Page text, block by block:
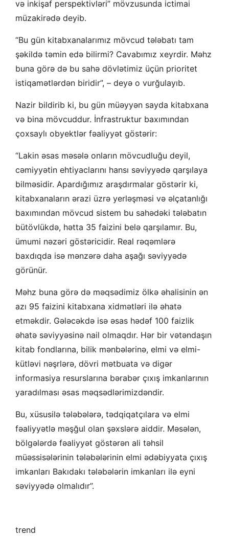
və inkişaf perspektivləri” mövzusunda ictimai
müzakirədə deyib.
“Bu gün kitabxanalarımız mövcud tələbatı tam
şəkildə təmin edə bilirmi? Cavabımız xeyrdir. Məhz
buna görə də bu sahə dövlətimiz üçün prioritet
istiqamətlərdən biridir”, – deyə o vurğulayıb.
Nazir bildirib ki, bu gün müəyyən sayda kitabxana
və bina mövcuddur. İnfrastruktur baxımından
çoxsaylı obyektlər fəaliyyət göstərir:
“Lakin əsas məsələ onların mövcudluğu deyil,
cəmiyyətin ehtiyaclarını hansı səviyyədə qarşılaya
bilməsidir. Apardığımız araşdırmalar göstərir ki,
kitabxanaların ərazi üzrə yerləşməsi və əlçatanlığı
baxımından mövcud sistem bu sahədəki tələbatın
bütövlükdə, hətta 35 faizini belə qarşılamır. Bu,
ümumi nəzəri göstəricidir. Real rəqəmlərə
baxdıqda isə mənzərə daha aşağı səviyyədə
görünür.
Məhz buna görə də məqsədimiz ölkə əhalisinin ən
azı 95 faizini kitabxana xidmətləri ilə əhatə
etməkdir. Gələcəkdə isə əsas hədəf 100 faizlik
əhatə səviyyəsinə nail olmaqdır. Hər bir vətəndaşın
kitab fondlarına, bilik mənbələrinə, elmi və elmi-
kütləvi nəşrlərə, dövri mətbuata və digər
informasiya resurslarına bərabər çıxış imkanlarının
yaradılması əsas məqsədlərimizdəndir.
Bu, xüsusilə tələbələrə, tədqiqatçılara və elmi
fəaliyyətlə məşğul olan şəxslərə aiddir. Məsələn,
bölgələrdə fəaliyyət göstərən ali təhsil
müəssisələrinin tələbələrinin elmi ədəbiyyata çıxış
imkanları Bakıdakı tələbələrin imkanları ilə eyni
səviyyədə olmalıdır”.
trend